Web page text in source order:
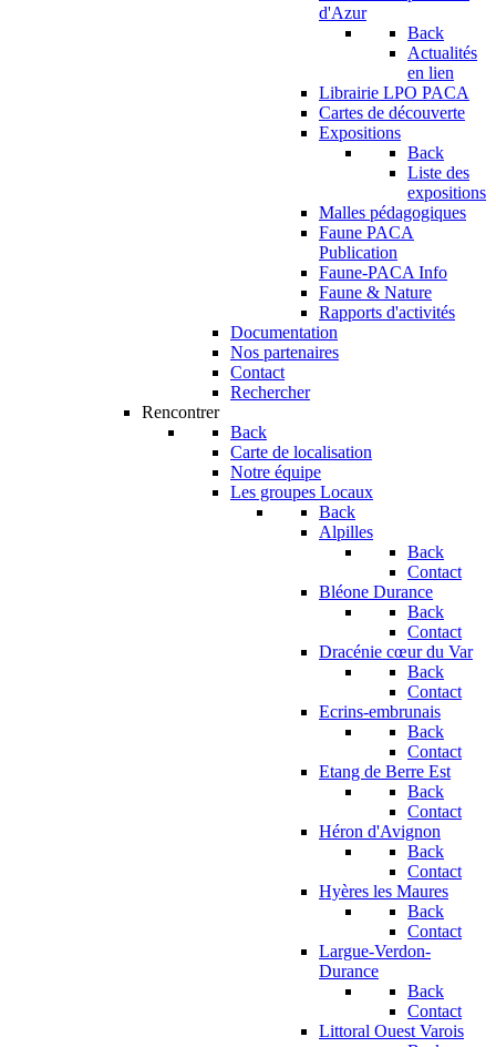
d'Azur
Back
Actualités
en lien
Librairie LPO PACA
Cartes de découverte
Expositions
Back
Liste des
expositions
Malles pédagogiques
Faune PACA
Publication
Faune-PACA Info
Faune & Nature
Rapports d'activités
Documentation
Nos partenaires
Contact
Rechercher
Rencontrer
Back
Carte de localisation
Notre équipe
Les groupes Locaux
Back
Alpilles
Back
Contact
Bléone Durance
Back
Contact
Dracénie cœur du Var
Back
Contact
Ecrins-embrunais
Back
Contact
Etang de Berre Est
Back
Contact
Héron d'Avignon
Back
Contact
Hyères les Maures
Back
Contact
Largue-Verdon-
Durance
Back
Contact
Littoral Ouest Varois